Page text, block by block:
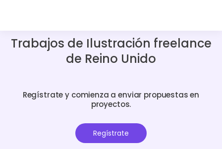
Trabajos de Ilustración freelance
de Reino Unido
Regístrate y comienza a enviar propuestas en
proyectos.
Regístrate